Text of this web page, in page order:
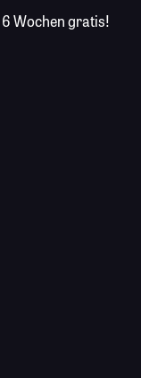
6 Wochen gratis!